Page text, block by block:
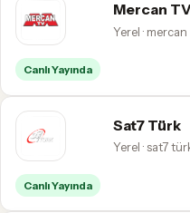
Mercan
Yerel ·
Canlı Yayında
Sat7 Türk
Yerel · sat7
Canlı Yayında